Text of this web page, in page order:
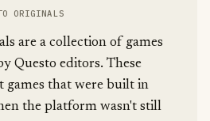
ORIGINALS
are a collection of games
Questo editors. These
games that were built in
the platform wasn't still